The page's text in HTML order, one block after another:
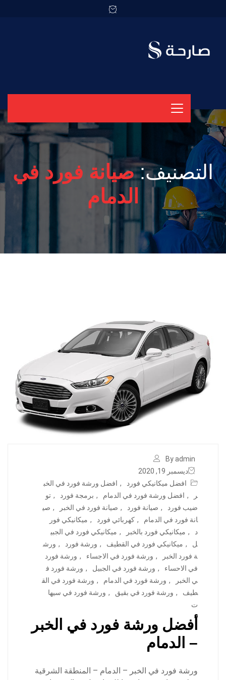
التصنيف:صيانة فورد في
الدمام
By admin
ديسمبر 19, 2020
افضل ميكانيكي فورد
, افضل ورشة فورد في الخب
ر
, افضل ورشة فورد في الدمام , برمجة فورد , تو
ضيب فورد
, صيانة فورد , صيانة فورد في الخبر , صي
انة فورد في الدمام
, كهربائي فورد , ميكانيكي فور
د
, ميكانيكي فورد بالخبر , ميكانيكي فورد في الجبي
ل
, ميكانيكي فورد في القطيف , ورشة فورد , ورش
ة فورد الخبر
, ورشة فورد في الاجساء , ورشة فورد
في الاحساء
, ورشة فورد في الجبيل , ورشة فورد ف
ي الخبر
, ورشة فورد في الدمام , ورشة فورد في الق
طيف
, ورشة فورد في بقيق , ورشة فورد في سيها
ت
أفضل ورشة فورد في الخبر
– الدمام
ورشة فورد في الخبر – الدمام – المنطقة الشرقية